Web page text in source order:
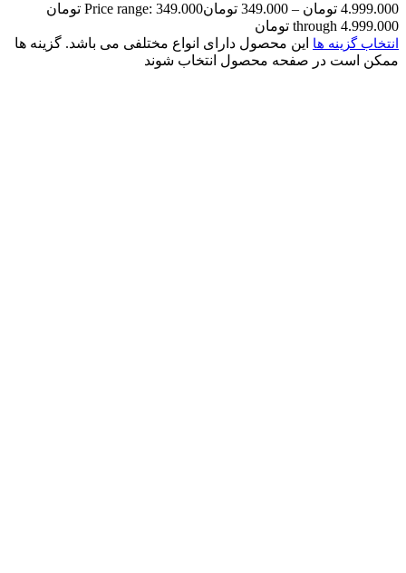
4.999.000 تومان –
349.000 تومان
Price range: 349.000 تومان
through 4.999.000 تومان
انتخاب گزینه ها
این محصول دارای انواع مختلفی می باشد. گزینه ها
ممکن است در صفحه محصول انتخاب شوند